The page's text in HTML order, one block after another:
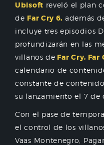
Ubisoft reveló el plan
de Far Cry 6, además
incluye tres episodios
profundizarán en las
villanos de Far Cry, Far
calendario de
constante de
su lanzamiento el 7 de
Con el pase de
el control de los
Vaas Montenegro,